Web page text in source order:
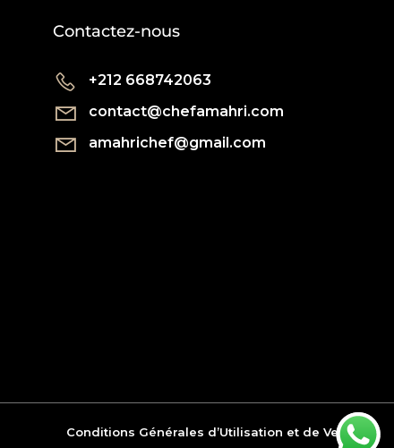
Contactez-nous
+212 668742063
contact@chefamahri.com
amahrichef@gmail.com
Conditions Générales d’Utilisation et de Vente